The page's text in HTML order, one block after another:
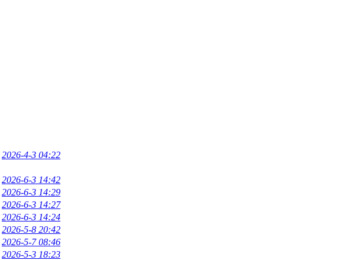
2026-4-3 04:22
2026-6-3 14:42
2026-6-3 14:29
2026-6-3 14:27
2026-6-3 14:24
2026-5-8 20:42
2026-5-7 08:46
2026-5-3 18:23